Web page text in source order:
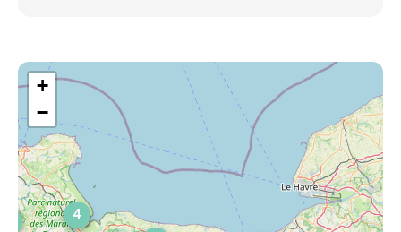
4
+
−